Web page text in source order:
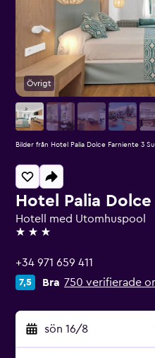
Hotel Palia
Hotell med Utomhuspool
3 stjärnor
+34 971 659 411
7,5 Bra 750 verifierade
sön 16/8
Övrigt
Bilder från Hotel Palia Dolce Farniente 3